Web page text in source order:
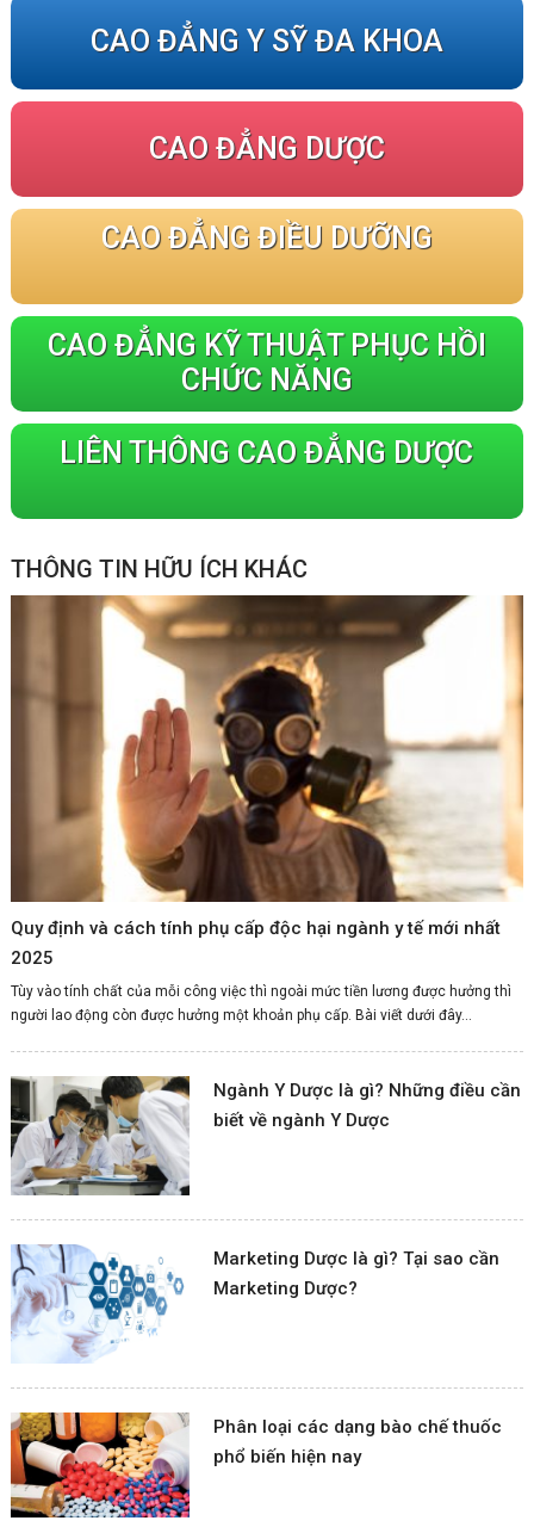
CAO ĐẲNG Y SỸ ĐA KHOA
CAO ĐẲNG DƯỢC
CAO ĐẲNG ĐIỀU DƯỠNG
CAO ĐẲNG KỸ THUẬT PHỤC HỒI
CHỨC NĂNG
LIÊN THÔNG CAO ĐẲNG DƯỢC
THÔNG TIN HỮU ÍCH KHÁC
Quy định và cách tính phụ cấp độc hại ngành y tế mới nhất
2025
Tùy vào tính chất của mỗi công việc thì ngoài mức tiền lương được hưởng thì
người lao động còn được hưởng một khoản phụ cấp. Bài viết dưới đây...
Ngành Y Dược là gì? Những điều cần
biết về ngành Y Dược
Marketing Dược là gì? Tại sao cần
Marketing Dược?
Phân loại các dạng bào chế thuốc
phổ biến hiện nay